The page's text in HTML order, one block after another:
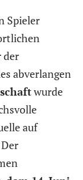
Spieler
der
abverlangen
wurde
auf